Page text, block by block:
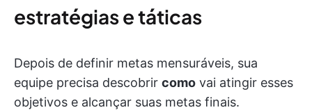
estratégias e táticas
Depois de definir metas mensuráveis, sua
equipe precisa descobrir como vai atingir esses
objetivos e alcançar suas metas finais.